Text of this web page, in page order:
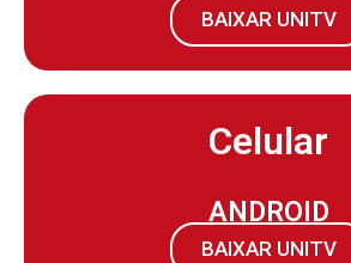
BAIXAR UNITV
Celular
ANDROID
BAIXAR UNITV